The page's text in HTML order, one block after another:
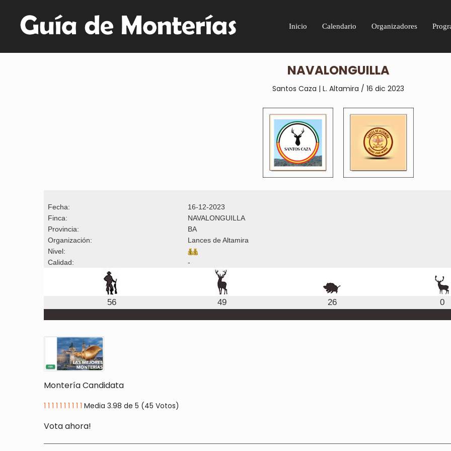
Inicio Calendario Organizadores
NAVALONGUILLA
Santos Caza | L. Altamira / 16 dic 2023
Fecha:
16-12-2023
Finca:
NAVALONGUILLA
Provincia:
BA
Organización:
Lances de Altamira
Nivel:
Calidad:
-
56 49 26 0
Montería Candidata
1 1 1 1 1 1 1 1 1 1 Media 3.98 de 5 (45 Votos)
Vota ahora!